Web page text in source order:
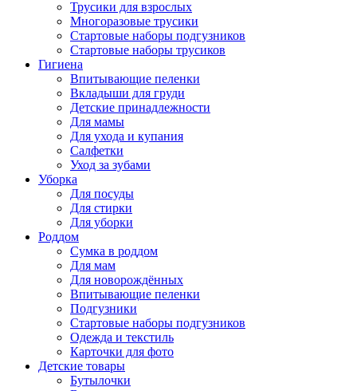
Трусики для взрослых
Многоразовые трусики
Стартовые наборы подгузников
Стартовые наборы трусиков
Гигиена
Впитывающие пеленки
Вкладыши для груди
Детские принадлежности
Для мамы
Для ухода и купания
Салфетки
Уход за зубами
Уборка
Для посуды
Для стирки
Для уборки
Роддом
Сумка в роддом
Для мам
Для новорождённых
Впитывающие пеленки
Подгузники
Стартовые наборы подгузников
Одежда и текстиль
Карточки для фото
Детские товары
Бутылочки